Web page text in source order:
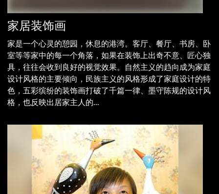
家居装饰画
家是一个心灵的憩园，休息的港湾。客厅、餐厅、书房、卧
室等等家中的每一个角落，如果在装饰上出奇不意、匠心独
具，往往会收到良好的视觉效果。自然主义的趋向成为家庭
设计风格的主要倾向，民族主义的风格形成了家庭设计的特
色，五彩缤纷的装饰画打破了千篇一律、墨守陈规的设计风
格，也反映出居家主人的...